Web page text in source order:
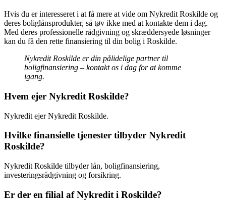
Hvis du er interesseret i at få mere at vide om Nykredit Roskilde og
deres boliglånsprodukter, så tøv ikke med at kontakte dem i dag.
Med deres professionelle rådgivning og skræddersyede løsninger
kan du få den rette finansiering til din bolig i Roskilde.
Nykredit Roskilde er din pålidelige partner til
boligfinansiering – kontakt os i dag for at komme
igang.
Hvem ejer Nykredit Roskilde?
Nykredit ejer Nykredit Roskilde.
Hvilke finansielle tjenester tilbyder Nykredit
Roskilde?
Nykredit Roskilde tilbyder lån, boligfinansiering,
investeringsrådgivning og forsikring.
Er der en filial af Nykredit i Roskilde?